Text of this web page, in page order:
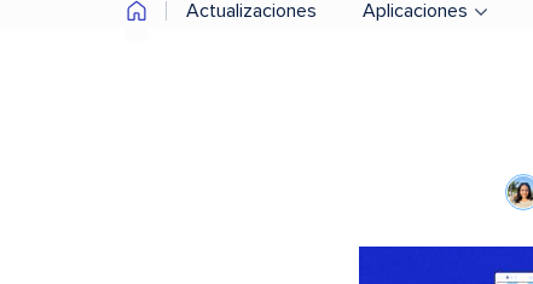
Actualizaciones Aplicaciones